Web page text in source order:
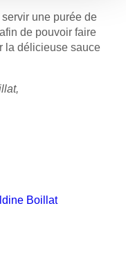
une purée de
de pouvoir faire
la délicieuse sauce
Boillat